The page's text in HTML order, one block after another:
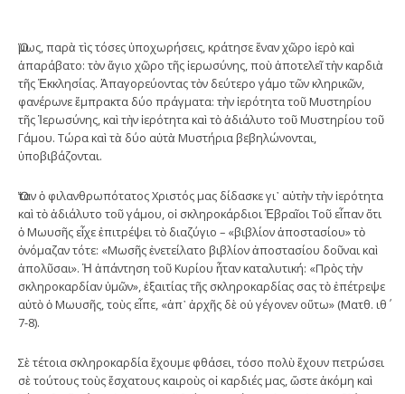
Ὅμως, παρὰ τὶς τόσες ὑποχωρήσεις, κράτησε ἕναν χῶρο ἱερὸ καὶ
ἀπαράβατο: τὸν ἅγιο χῶρο τῆς ἱερωσύνης, ποὺ ἀποτελεῖ τὴν καρδιὰ
τῆς Ἐκκλησίας. Ἀπαγορεύ­ον­τας τὸν δεύτερο γάμο τῶν κληρικῶν,
φανέρωνε ἔμπρακτα δύο πράγματα: τὴν ἱερό­τητα τοῦ Μυστηρίου
τῆς Ἱερωσύνης, καὶ τὴν ἱερότητα καὶ τὸ ἀδιάλυτο τοῦ Μυστηρίου τοῦ
Γάμου. Τώρα καὶ τὰ δύο αὐτὰ Μυστήρια βεβηλώνονται,
ὑποβιβάζονται.
Ὅταν ὁ φιλανθρωπότατος Χριστός μας δίδασκε γι᾿ αὐτὴν τὴν ἱερότητα
καὶ τὸ ἀδιάλυτο τοῦ γάμου, οἱ σκληροκάρδιοι Ἑβραῖοι Τοῦ εἶπαν ὅτι
ὁ Μωυσῆς εἶχε ἐπιτρέψει τὸ διαζύγιο – «βιβλίον ἀποστασίου» τὸ
ὀνόμαζαν τότε: «Μωσῆς ἐνετείλατο βιβλίον ἀποστασίου δοῦναι καὶ
ἀπολῦσαι». Ἡ ἀπάντηση τοῦ Κυρίου ἦταν καταλυτική: «Πρὸς τὴν
σκληροκαρδίαν ὑμῶν», ἐξαιτίας τῆς σκληροκαρδίας σας τὸ ἐπέτρεψε
αὐτὸ ὁ Μωυσῆς, τοὺς εἶπε, «ἀπ᾿ ἀρχῆς δὲ οὐ γέγονεν οὕτω» (Ματθ. ιθ΄
7-8).
Σὲ τέτοια σκληροκαρδία ἔχουμε φθάσει, τόσο πολὺ ἔχουν πετρώσει
σὲ τούτους τοὺς ἔσχατους καιροὺς οἱ καρδιές μας, ὥστε ἀκόμη καὶ